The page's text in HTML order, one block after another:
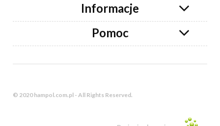
Informacje
Pomoc
© 2020 hampol.com.pl - All Rights Reserved.